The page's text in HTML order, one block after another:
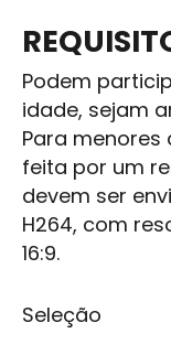
Podem
idade, sejam
Para menores
feita por um
devem ser
H264, com
16:9.
Seleção